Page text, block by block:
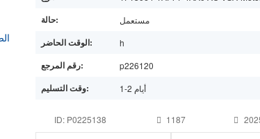
حالة: مستعمل
الوقت الحاضر: h
رقم المرجع: p226120
وقت التسليم: 1-2 أيام
ID: P0225138 1187